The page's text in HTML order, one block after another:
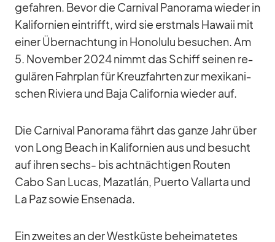
ge­fah­ren. Be­vor die Car­ni­val Pan­orama wie­der in
Ka­li­for­nien ein­trifft, wird sie erst­mals Ha­waii mit
ei­ner Über­nach­tung in Ho­no­lulu be­su­chen. Am
5. No­vem­ber 2024 nimmt das Schiff sei­nen re­
gu­lä­ren Fahr­plan für Kreuz­fahr­ten zur me­xi­ka­ni­
schen Ri­viera und Baja Ca­li­for­nia wie­der auf.
Die Car­ni­val Pan­orama fährt das ganze Jahr über
von Long Beach in Ka­li­for­nien aus und be­sucht
auf ih­ren sechs- bis acht­näch­ti­gen Rou­ten
Cabo San Lu­cas, Ma­zat­lán, Pu­erto Vall­arta und
La Paz so­wie En­senada.
Ein zwei­tes an der West­küste be­hei­ma­te­tes